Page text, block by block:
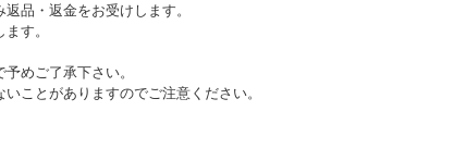
品・返金をお受けします。
す。
めご了承下さい。
ことがありますのでご注意ください。